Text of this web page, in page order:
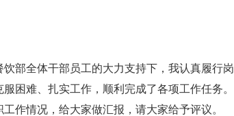
部全体干部员工的大力支持下，我认真履行岗
困难、扎实工作，顺利完成了各项工作任务。
作情况，给大家做汇报，请大家给予评议。